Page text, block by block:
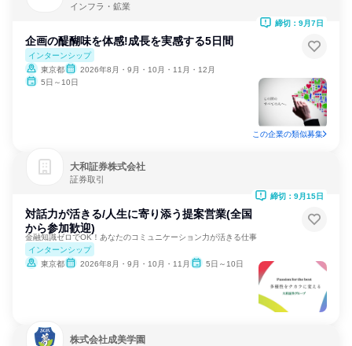
インフラ・鉱業
企画の醍醐味を体感!成長を実感する5日間
インターンシップ
東京都
2026年8月・9月・10月・11月・12月
5日～10日
締切：9月7日
この企業の類似募集
大和証券株式会社
証券取引
対話力が活きる/人生に寄り添う提案営業(全国
から参加歓迎)
金融知識ゼロでOK！あなたのコミュニケーション力が活きる仕事
インターンシップ
東京都
2026年8月・9月・10月・11月 5日～10日
締切：9月15日
株式会社成美学園